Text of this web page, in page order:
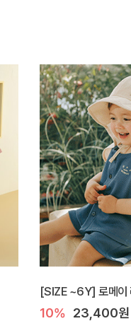
[SIZE ~6Y] 로메이
10% 23,400원